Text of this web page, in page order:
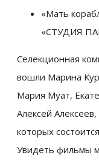
«Мать
«СТУДИЯ
Селекционная
вошли Марина
Мария Муат,
Алексей
которых
Увидеть фильмы